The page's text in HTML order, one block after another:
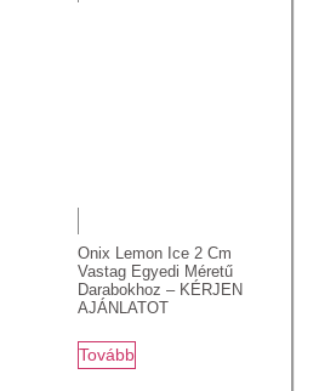
Onix Lemon Ice 2 Cm
Vastag Egyedi Méretű
Darabokhoz – KÉRJEN
AJÁNLATOT
Tovább